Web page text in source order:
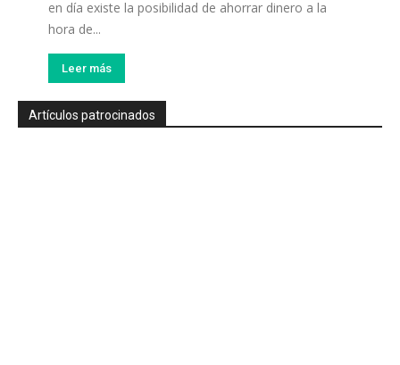
en día existe la posibilidad de ahorrar dinero a la
hora de...
Leer más
Artículos patrocinados